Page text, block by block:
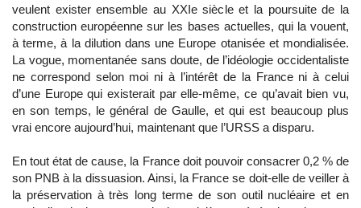
veulent exister ensemble au XXIe siècle et la poursuite de la
construction européenne sur les bases actuelles, qui la vouent,
à terme, à la dilution dans une Europe otanisée et mondialisée.
La vogue, momentanée sans doute, de l’idéologie occidentaliste
ne correspond selon moi ni à l’intérêt de la France ni à celui
d’une Europe qui existerait par elle-même, ce qu’avait bien vu,
en son temps, le général de Gaulle, et qui est beaucoup plus
vrai encore aujourd’hui, maintenant que l’URSS a disparu.
En tout état de cause, la France doit pouvoir consacrer 0,2 % de
son PNB à la dissuasion. Ainsi, la France se doit-elle de veiller à
la préservation à très long terme de son outil nucléaire et en